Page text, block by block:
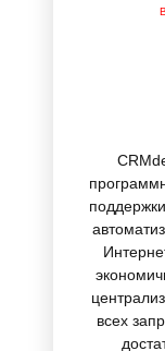
всех